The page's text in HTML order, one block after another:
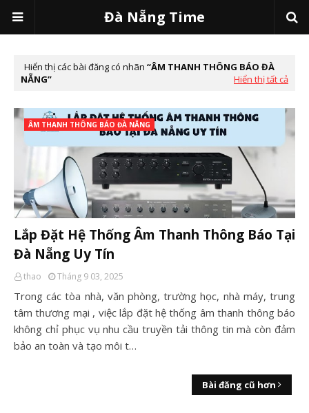
Đà Nẵng Time
Hiển thị các bài đăng có nhãn ÂM THANH THÔNG BÁO ĐÀ
NẴNG
Hiển thị tất cả
ÂM THANH THÔNG BÁO ĐÀ NẴNG
Lắp Đặt Hệ Thống Âm Thanh Thông Báo Tại
Đà Nẵng Uy Tín
thao Tháng 9 03, 2025
Trong các tòa nhà, văn phòng, trường học, nhà máy, trung
tâm thương mại , việc lắp đặt hệ thống âm thanh thông báo
không chỉ phục vụ nhu cầu truyền tải thông tin mà còn đảm
bảo an toàn và tạo môi t…
Bài đăng cũ hơn